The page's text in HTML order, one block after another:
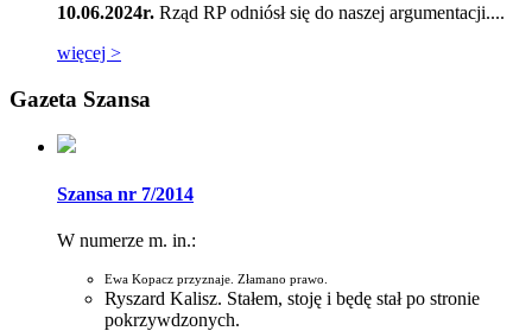
10.06.2024r. Rząd RP odniósł się do naszej argumentacji....
więcej >
Gazeta Szansa
Szansa nr 7/2014
W numerze m. in.:
Ewa Kopacz przyznaje. Złamano prawo.
Ryszard Kalisz. Stałem, stoję i będę stał po stronie
pokrzywdzonych.